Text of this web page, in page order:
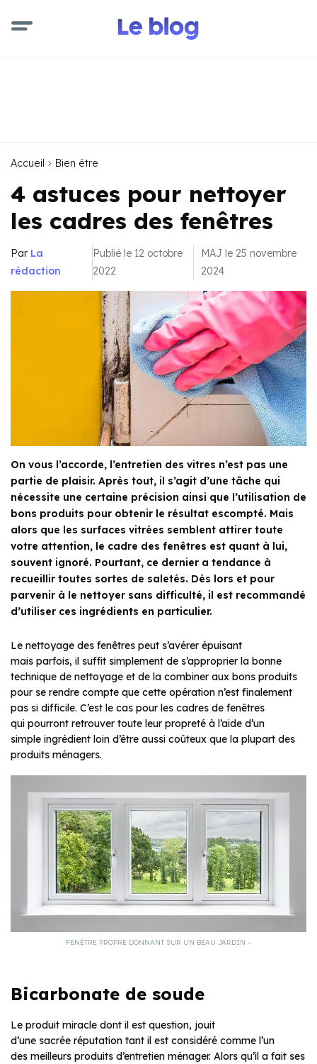
Accueil Bien être
4 astuces pour nettoyer
les cadres des fenêtres
Par La
rédaction
Publié le 12 octobre
2022
MAJ le 25 novembre
2024
On vous l’accorde, l’entretien des vitres n’est pas une
partie de plaisir. Après tout, il s’agit d’une tâche qui
nécessite une certaine précision ainsi que l’utilisation de
bons produits pour obtenir le résultat escompté. Mais
alors que les surfaces vitrées semblent attirer toute
votre attention, le cadre des fenêtres est quant à lui,
souvent ignoré. Pourtant, ce dernier a tendance à
recueillir toutes sortes de saletés. Dès lors et pour
parvenir à le nettoyer sans difficulté, il est recommandé
d’utiliser ces ingrédients en particulier.
Le nettoyage des fenêtres peut s’avérer épuisant
mais parfois, il suffit simplement de s’approprier la bonne
technique de nettoyage et de la combiner aux bons produits
pour se rendre compte que cette opération n’est finalement
pas si difficile. C’est le cas pour les cadres de fenêtres
qui pourront retrouver toute leur propreté à l’aide d’un
simple ingrédient loin d’être aussi coûteux que la plupart des
produits ménagers.
FENÊTRE PROPRE DONNANT SUR UN BEAU JARDIN –
Bicarbonate de soude
Le produit miracle dont il est question, jouit
d’une sacrée réputation tant il est considéré comme l’un
des meilleurs produits d’entretien ménager. Alors qu’il a fait ses